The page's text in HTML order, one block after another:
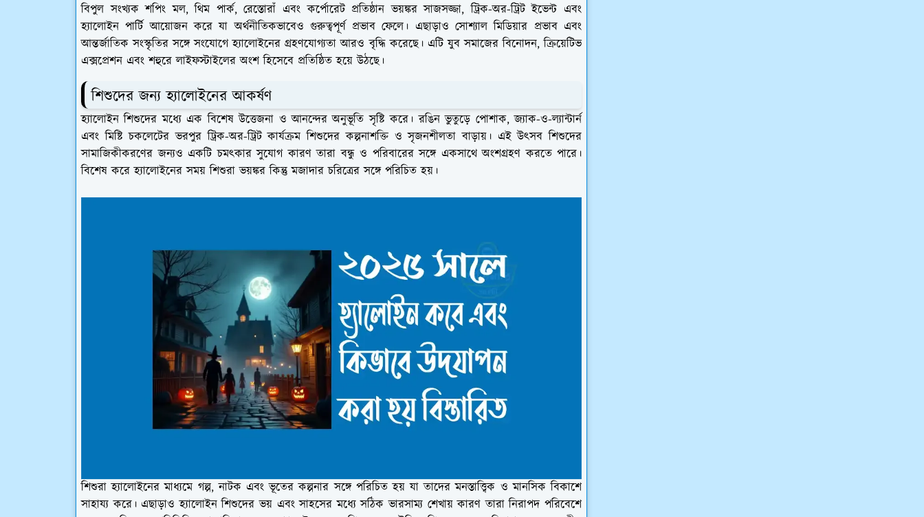
বিপুল সংখ্যক শপিং মল, থিম পার্ক, রেস্তোরাঁ এবং কর্পোরেট প্রতিষ্ঠান ভয়ঙ্কর সাজসজ্জা, ট্রিক-অর-ট্রিট ইভেন্ট এবং
হ্যালোইন পার্টি আয়োজন করে যা অর্থনীতিকভাবেও গুরুত্বপূর্ণ প্রভাব ফেলে। এছাড়াও সোশ্যাল মিডিয়ার প্রভাব এবং
আন্তর্জাতিক সংস্কৃতির সঙ্গে সংযোগে হ্যালোইনের গ্রহণযোগ্যতা আরও বৃদ্ধি করেছে। এটি যুব সমাজের বিনোদন, ক্রিয়েটিভ
এক্সপ্রেশন এবং শহুরে লাইফস্টাইলের অংশ হিসেবে প্রতিষ্ঠিত হয়ে উঠছে।
শিশুদের জন্য হ্যালোইনের আকর্ষণ
হ্যালোইন শিশুদের মধ্যে এক বিশেষ উত্তেজনা ও আনন্দের অনুভূতি সৃষ্টি করে। রঙিন ভুতুড়ে পোশাক, জ্যাক-ও-ল্যান্টার্ন
এবং মিষ্টি চকলেটের ভরপুর ট্রিক-অর-ট্রিট কার্যক্রম শিশুদের কল্পনাশক্তি ও সৃজনশীলতা বাড়ায়। এই উৎসব শিশুদের
সামাজিকীকরণের জন্যও একটি চমৎকার সুযোগ কারণ তারা বন্ধু ও পরিবারের সঙ্গে একসাথে অংশগ্রহণ করতে পারে।
বিশেষ করে হ্যালোইনের সময় শিশুরা ভয়ঙ্কর কিন্তু মজাদার চরিত্রের সঙ্গে পরিচিত হয়।
শিশুরা হ্যালোইনের মাধ্যমে গল্প, নাটক এবং ভূতের কল্পনার সঙ্গে পরিচিত হয় যা তাদের মনস্তাত্ত্বিক ও মানসিক বিকাশে
সাহায্য করে। এছাড়াও হ্যালোইন শিশুদের ভয় এবং সাহসের মধ্যে সঠিক ভারসাম্য শেখায় কারণ তারা নিরাপদ পরিবেশে